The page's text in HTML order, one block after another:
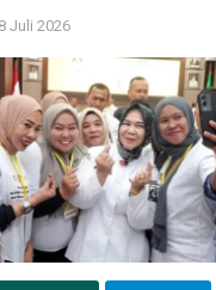
8 Juli 2026